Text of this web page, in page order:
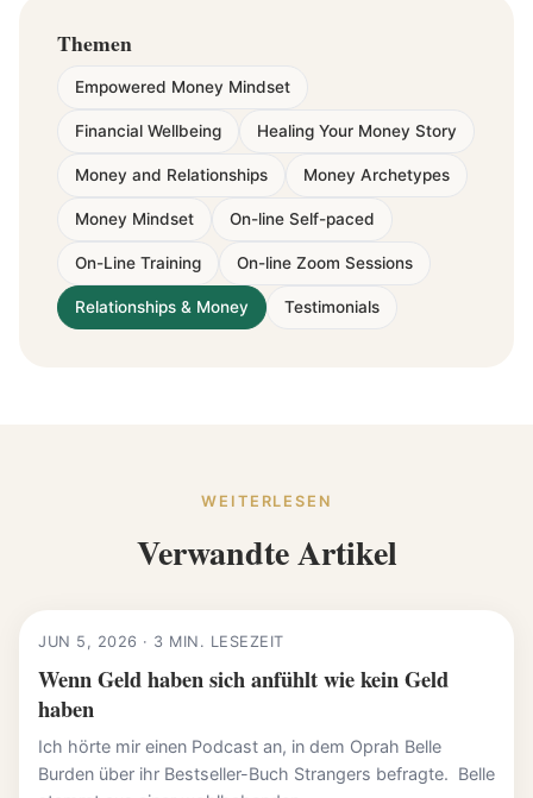
Themen
Empowered Money Mindset
Financial Wellbeing Healing Your Money Story
Money and Relationships Money Archetypes
Money Mindset On-line Self-paced
On-Line Training On-line Zoom Sessions
Relationships & Money Testimonials
WEITERLESEN
Verwandte Artikel
JUN 5, 2026 · 3 MIN. LESEZEIT
Wenn Geld haben sich anfühlt wie kein Geld
haben
Ich hörte mir einen Podcast an, in dem Oprah Belle
Burden über ihr Bestseller-Buch Strangers befragte. Belle